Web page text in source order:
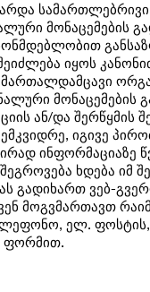
მონაცემების
იყოს
მონაცემების
ან/და შერწყმის
იგივე
ინფორმაციაზე
ხდება იმ
გადიხართ ვებ-
მოგვმართავთ
ელ. ფოსტის,
ფორმით.